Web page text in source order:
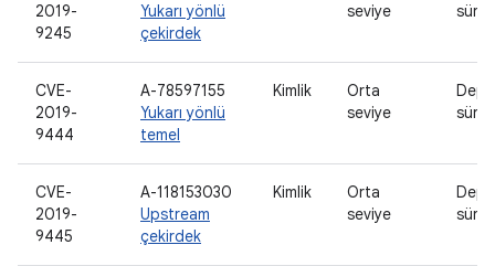
2019-
9245
Yukarı yönlü
çekirdek
seviye
CVE-
2019-
9444
A-78597155
Yukarı yönlü
temel
Kimlik
Orta
seviye
CVE-
2019-
9445
A-118153030
Upstream
çekirdek
Kimlik
Orta
seviye